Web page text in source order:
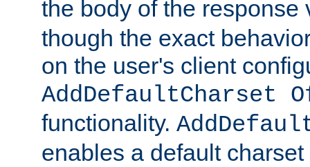
the body of the
though the exact
on the user's client
AddDefaultCharset
functionality.
enables a default